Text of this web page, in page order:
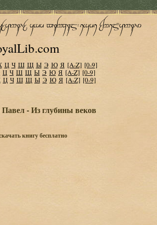
Ц Ч Ш Щ Ы Э Ю Я [A-Z] [0-9]
Ц Ч Ш Щ Ы Э Ю Я [A-Z] [0-9]
Ц Ч Ш Щ Ы Э Ю Я [A-Z] [0-9]
- Из глубины веков
книгу бесплатно